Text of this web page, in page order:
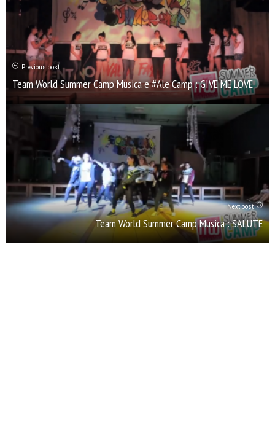
Previous post
Team World Summer Camp Musica e #Ale Camp : GIVE ME LOVE
Next post
Team World Summer Camp Musica : SALUTE